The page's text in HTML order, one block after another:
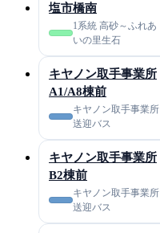
塩市橋南
1系統 高砂～ふれあ
いの里生石
キヤノン取手事業所
A1/A8棟前
キヤノン取手事業所
送迎バス
キヤノン取手事業所
B2棟前
キヤノン取手事業所
送迎バス